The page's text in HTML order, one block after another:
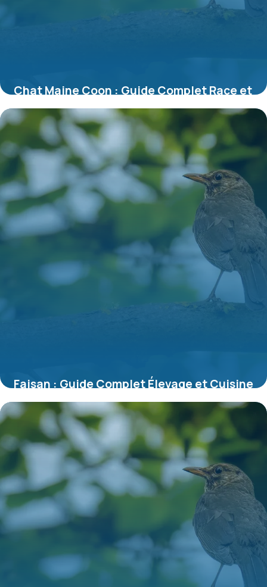
Chat Maine Coon : Guide Complet Race et
Soins
10 juillet 2026
Faisan : Guide Complet Élevage et Cuisine
2026
9 juillet 2026